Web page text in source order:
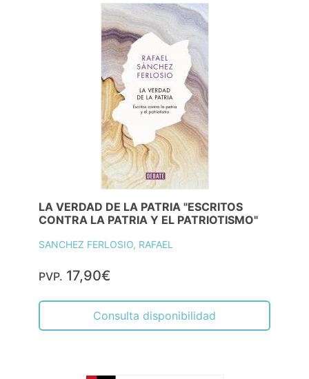
LA VERDAD DE LA PATRIA "ESCRITOS
CONTRA LA PATRIA Y EL PATRIOTISMO"
SANCHEZ FERLOSIO, RAFAEL
PVP. 17,90€
Consulta disponibilidad